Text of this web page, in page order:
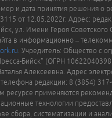
и дата принятия решения о
от 12.05.2022г. Адрес:
ул. Имени Героя Советского
в информационно –
. Учредитель: Общество с
Бийск" (ОГРН
Алексеевна. Адрес
телефона редакции: 8 (3854)
ресурсе применяются
технологии
сбора, систематизации и